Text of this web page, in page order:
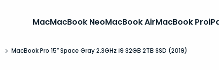
MacMacBook NeoMacBook AirMacBook Pro
MacBook Pro 15″ Space Gray 2.3GHz i9 32GB 2TB SSD (2019)